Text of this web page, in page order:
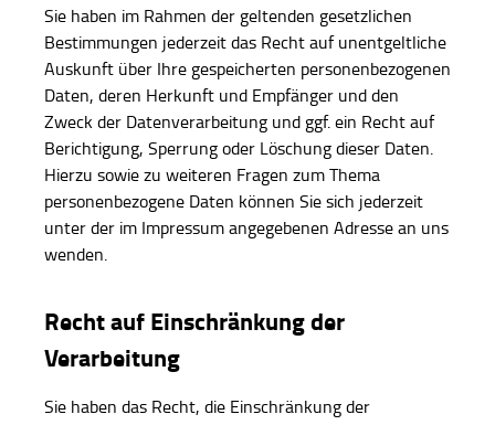
Sie haben im Rahmen der geltenden gesetzlichen
Bestimmungen jederzeit das Recht auf unentgeltliche
Auskunft über Ihre gespeicherten personenbezogenen
Daten, deren Herkunft und Empfänger und den
Zweck der Datenverarbeitung und ggf. ein Recht auf
Berichtigung, Sperrung oder Löschung dieser Daten.
Hierzu sowie zu weiteren Fragen zum Thema
personenbezogene Daten können Sie sich jederzeit
unter der im Impressum angegebenen Adresse an uns
wenden.
Recht auf Einschränkung der
Verarbeitung
Sie haben das Recht, die Einschränkung der